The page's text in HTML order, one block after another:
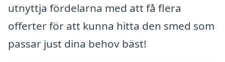
utnyttja fördelarna med att få flera
offerter för att kunna hitta den smed som
passar just dina behov bäst!